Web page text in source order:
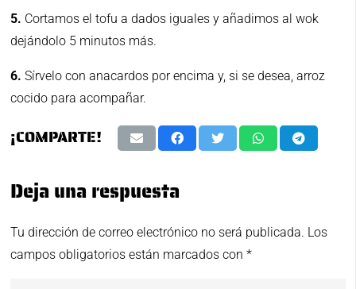
5. Cortamos el tofu a dados iguales y añadimos al wok
dejándolo 5 minutos más.
6.Sírvelo con anacardos por encima y, si se desea, arroz
cocido para acompañar.
¡COMPARTE!
Deja una respuesta
Tu dirección de correo electrónico no será publicada. Los
campos obligatorios están marcados con*